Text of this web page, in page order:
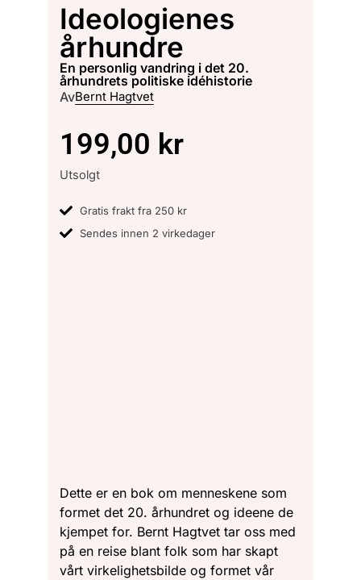
Ideologienes
århundre
en personlig vandring i det 20.
århundrets politiske idéhistorie
AvBernt Hagtvet
199,00 kr
Utsolgt
Gratis frakt fra 250 kr
Sendes innen 2 virkedager
Dette er en bok om menneskene som
formet det 20. århundret og ideene de
kjempet for. Bernt Hagtvet tar oss med
på en reise blant folk som har skapt
vårt virkelighetsbilde og formet vår